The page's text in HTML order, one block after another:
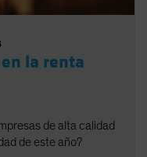
la renta
de alta calidad
de este año?